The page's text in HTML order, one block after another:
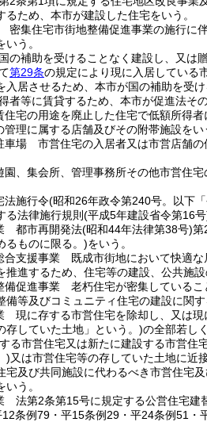
ため、本市が建設した住宅をいう。
集住宅市街地整備促進事業の施行に
う。
補助を受けることなく建設し、又は
第29条の規定により現に入居している
入居させるため、本市が国の補助を受
等に賃貸するため、本市が促進法そ
宅の用途を廃止した住宅で低額所得者
理に属する店舗及びその附帯施設をい
車場 市営住宅の入居者又は市営店舗
、集会所、管理事務所その他市営住
施行令(昭和26年政令第240号。以下
る法律施行規則 (平成5年建設省令第16
都市再開発法(昭和44年法律第38号)第
るものに限る。)をいう。
合支援事業 既成市街地において快適
推進するため、住宅等の建設、公共施
備促進事業 老朽住宅が密集している
備等及びコミュニティ住宅の建設に関
現に存する市営住宅を除却し、又は
存していた土地」という。)の全部若し
る市営住宅又は新たに建設する市営住
)又は市営住宅等の存していた土地に近
宅及び共同施設に代わるべき市営住宅
う。
法第2条第15号に規定する公営住宅建
条例79・平15条例29・平24条例51・